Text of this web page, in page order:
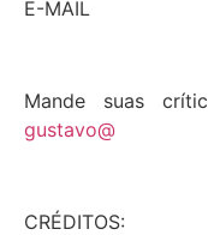
E-MAIL
Mande suas
gustavo@
CRÉDITOS: